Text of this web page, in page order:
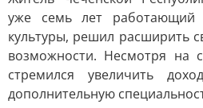
уже семь лет работающий
культуры, решил расширить
возможности. Несмотря на
стремился увеличить
дополнительную